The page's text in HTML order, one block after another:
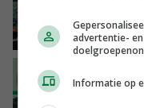
je
VANDAAG,
Lobith’
advertentie-
Informatie op